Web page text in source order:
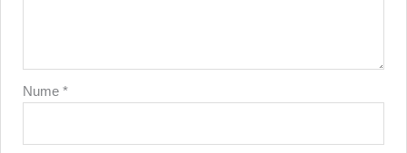
Nume*